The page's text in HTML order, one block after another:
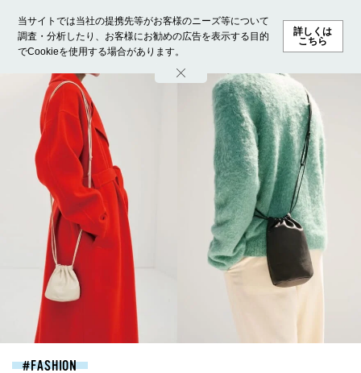
当サイトでは当社の提携先等がお客様のニーズ等について
調査・分析したり、お客様にお勧めの広告を表示する目的
でCookieを使用する場合があります。
詳しくは
こちら
ホーム モデル募集 ランキング ファッション ビューテ
FASHION